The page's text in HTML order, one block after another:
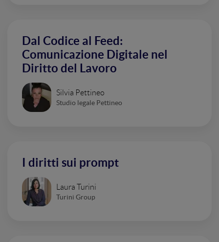
Dal Codice al Feed:
Comunicazione Digitale nel
Diritto del Lavoro
Silvia Pettineo
Studio legale Pettineo
I diritti sui prompt
Laura Turini
Turini Group